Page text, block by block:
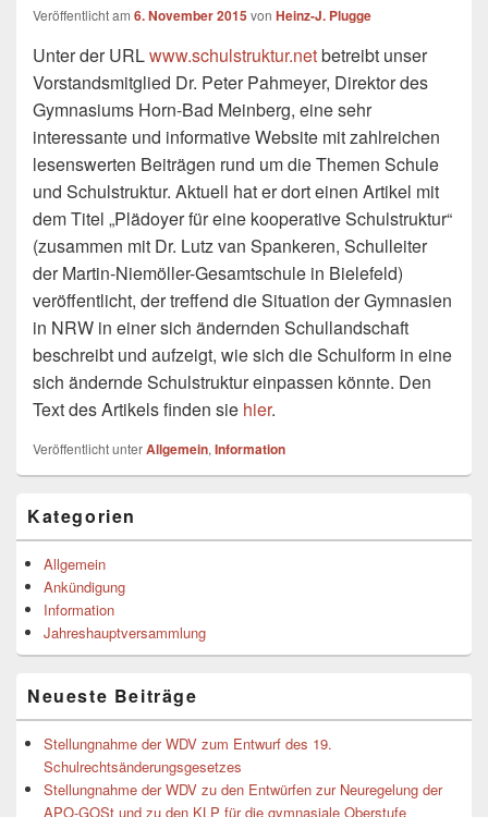
Veröffentlicht am 6. November 2015 von Heinz-J. Plugge
Unter der URLwww.schulstruktur.netbetreibt unser
Vorstandsmitglied Dr. Peter Pahmeyer, Direktor des
Gymnasiums Horn-Bad Meinberg, eine sehr
interessante und informative Website mit zahlreichen
lesenswerten Beiträgen rund um die Themen Schule
und Schulstruktur. Aktuell hat er dort einen Artikel mit
dem Titel „Plädoyer für eine kooperative Schulstruktur“
(zusammen mit Dr. Lutz van Spankeren, Schulleiter
der Martin-Niemöller-Gesamtschule in Bielefeld)
veröffentlicht, der treffend die Situation der Gymnasien
in NRW in einer sich ändernden Schullandschaft
beschreibt und aufzeigt, wie sich die Schulform in eine
sich ändernde Schulstruktur einpassen könnte. Den
Text des Artikels finden sie hier.
Veröffentlicht unterAllgemein, Information
Seitenleisten-
Widgetbereich
Kategorien
Allgemein
Ankündigung
Information
Jahreshauptversammlung
Neueste Beiträge
Stellungnahme der WDV zum Entwurf des 19.
Schulrechtsänderungsgesetzes
Stellungnahme der WDV zu den Entwürfen zur Neuregelung der
APO-GOSt und zu den KLP für die gymnasiale Oberstufe